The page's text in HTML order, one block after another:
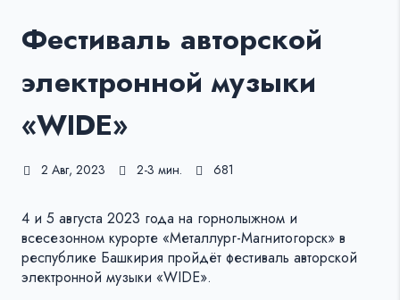
Фестиваль авторской
электронной музыки
«WIDE»
2 Авг, 2023 2-3 мин. 681
4 и 5 августа 2023 года на горнолыжном и
всесезонном курорте «Металлург-Магнитогорск» в
республике Башкирия пройдёт фестиваль авторской
электронной музыки «WIDE».